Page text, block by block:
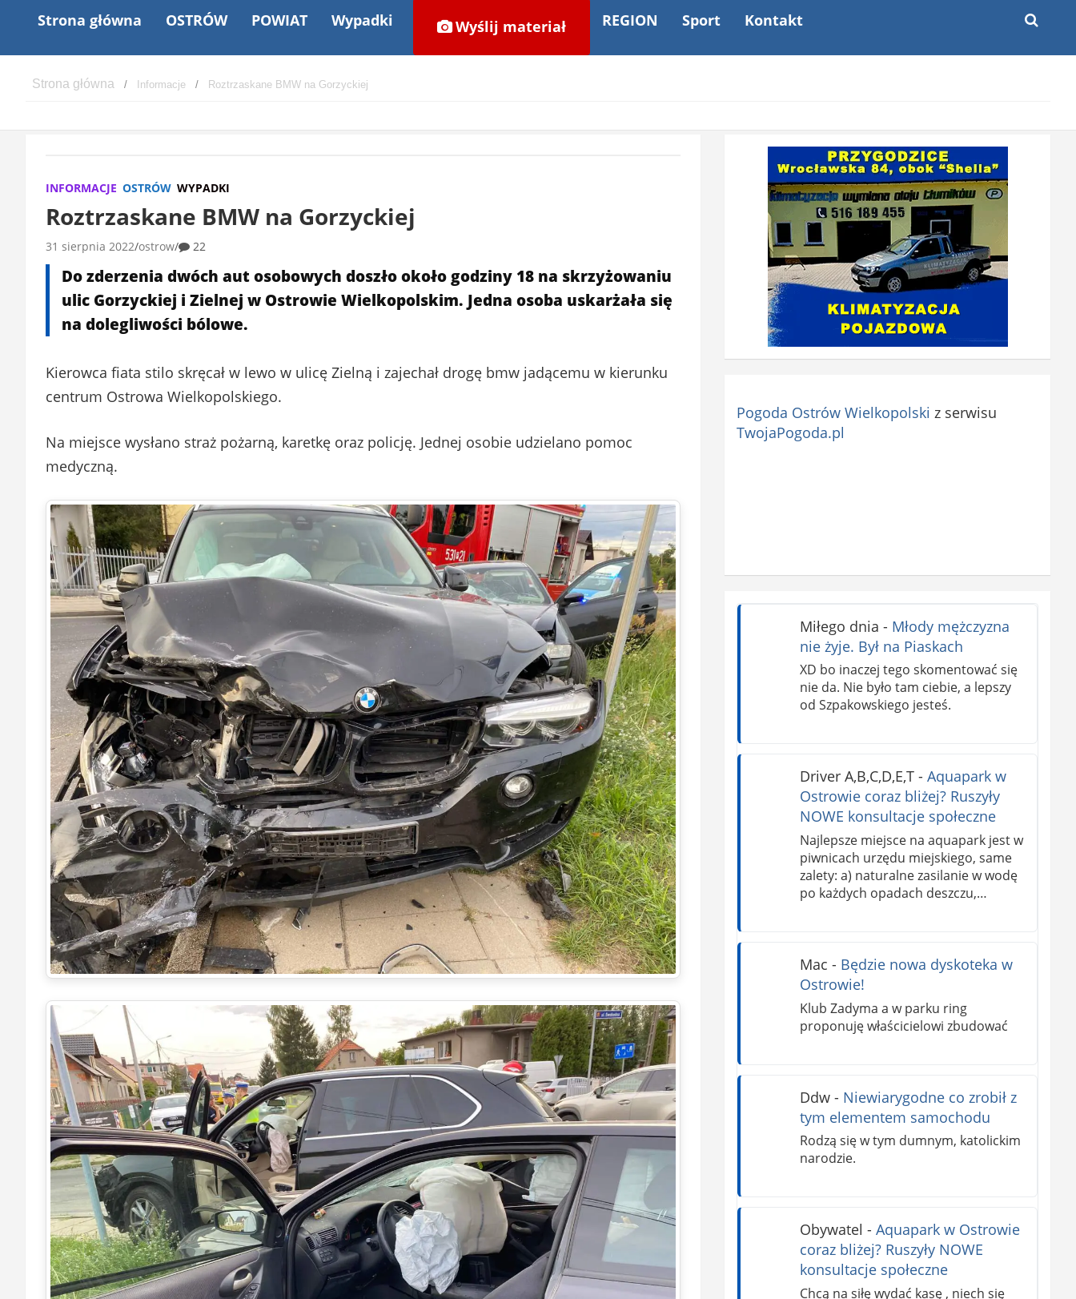
Strona główna OSTRÓW POWIAT Wypadki Wyślij materiał REGION Sport Kontakt
Informacje Roztrzaskane BMW na Gorzyckiej
INFORMACJE OSTRÓW WYPADKI
Roztrzaskane BMW na Gorzyckiej
31 sierpnia 2022 ostrow 22
Do zderzenia dwóch aut osobowych doszło około godziny 18 na skrzyżowaniu
ulic Gorzyckiej i Zielnej w Ostrowie Wielkopolskim. Jedna osoba uskarżała się
na dolegliwości bólowe.
Kierowca fiata stilo skręcał w lewo w ulicę Zielną i zajechał drogę bmw jadącemu w kierunku
centrum Ostrowa Wielkopolskiego.
Na miejsce wysłano straż pożarną, karetkę oraz policję. Jednej osobie udzielano pomoc
medyczną.
Pogoda Ostrów Wielkopolski z serwisu
TwojaPogoda.pl
Miłego dnia - Młody mężczyzna
nie żyje. Był na Piaskach
XD bo inaczej tego skomentować się
nie da. Nie było tam ciebie, a lepszy
od Szpakowskiego jesteś.
Driver A,B,C,D,E,T- Aquapark w
Ostrowie coraz bliżej? Ruszyły
NOWE konsultacje społeczne
Najlepsze miejsce na aquapark jest w
piwnicach urzędu miejskiego, same
zalety: a) naturalne zasilanie w wodę
po każdych opadach deszczu,…
Mac - Będzie nowa dyskoteka w
Ostrowie!
Klub Zadyma a w parku ring
proponuję właścicielowi zbudować
Ddw- Niewiarygodne co zrobił z
tym elementem samochodu
Rodzą się w tym dumnym, katolickim
narodzie.
Obywatel - Aquapark w Ostrowie
coraz bliżej? Ruszyły NOWE
konsultacje społeczne
Chcą na siłę wydać kasę , niech się